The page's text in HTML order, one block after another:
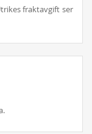
fraktavgift ser